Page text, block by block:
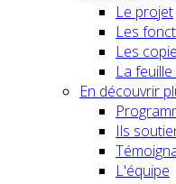
Le projet
Les
Les
La
En découvrir
Ils
L'équipe